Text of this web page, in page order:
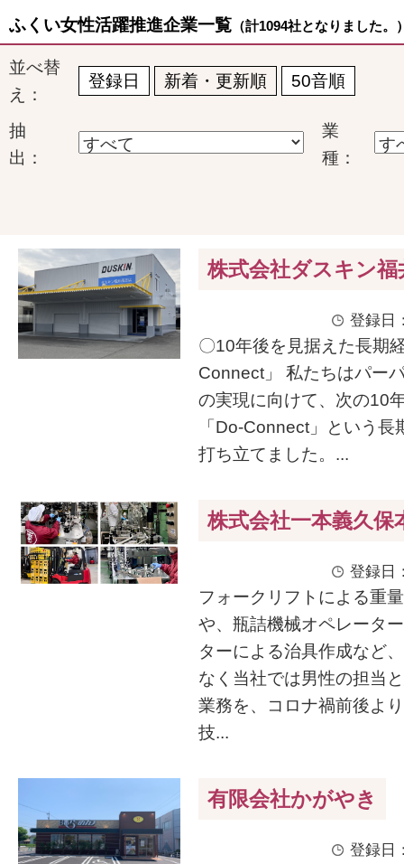
ふくい女性活躍推進企業一覧 （計1094社となりました。
並べ替
え：
登録日 新着・更新順 50音順
抽
出：
業
種：
株式会社ダスキン福
登録日
〇10年後を見据えた長期
Connect」 私たちはパー
の実現に向けて、次の10
「Do-Connect」という長
打ち立てました。...
株式会社一本義久保
登録日
フォークリフトによる重
や、瓶詰機械オペレータ
ターによる治具作成など
なく当社では男性の担当
業務を、コロナ禍前後よ
技...
有限会社かがやき
登録日